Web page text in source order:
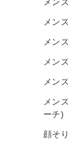
メン
メン
メン
メン
メン
ーチ)
顔そ